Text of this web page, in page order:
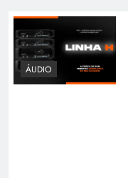
ÁUDIO